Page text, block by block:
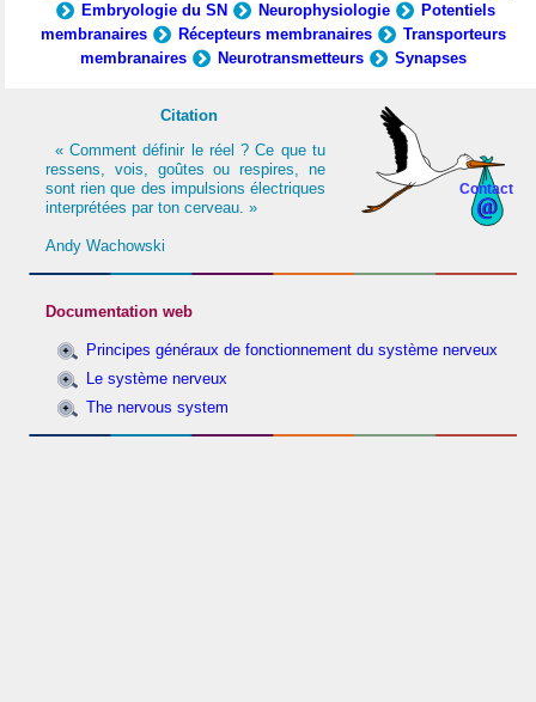
Embryologie du SN
Neurophysiologie
Potentiels
membranaires
Récepteurs membranaires
Transporteurs
membranaires
Neurotransmetteurs Synapses
Contact
Citation
« Comment définir le réel ? Ce que tu
ressens, vois, goûtes ou respires, ne
sont rien que des impulsions électriques
interprétées par ton cerveau. »
Andy Wachowski
Documentation web
Principes généraux de fonctionnement du système nerveux
Le système nerveux
The nervous system